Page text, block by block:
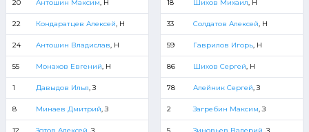
20 Антошин Максим, Н
22 Кондаратцев Алексей, Н
24 Антошин Владислав, Н
55 Монахов Евгений, Н
1 Давыдов Илья, З
8 Минаев Дмитрий, З
18 Шихов Михаил, Н
33 Солдатов Алексей, Н
59 Гаврилов Игорь, Н
86 Шихов Сергей, Н
78 Алейник Сергей, З
2 Загребин Максим, З